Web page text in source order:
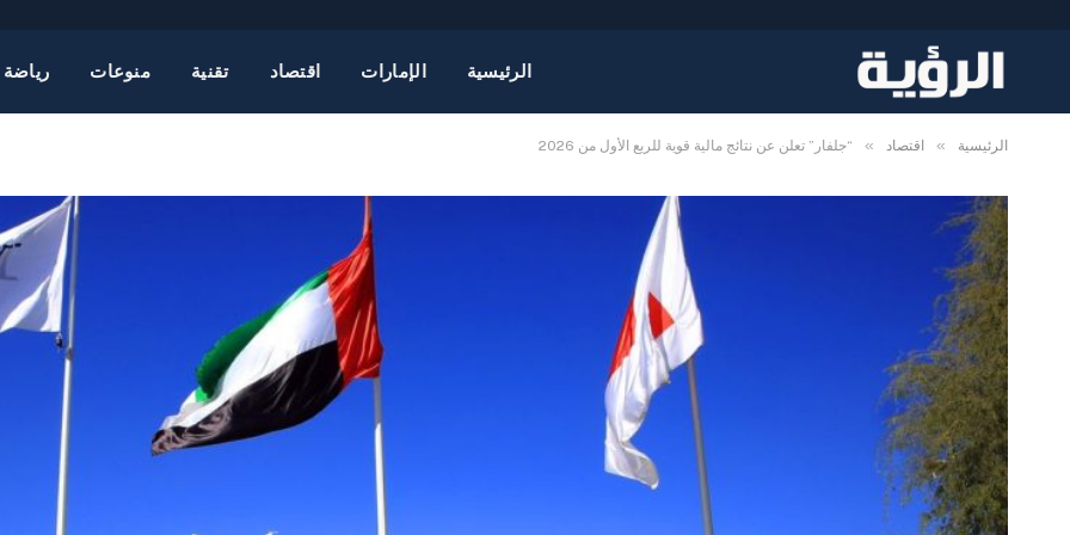
الرئيسية الإمارات اقتصاد تقنية منوعات رياضة
الرئيسية » اقتصاد » “جلفار” تعلن عن نتائج مالية قوية للربع الأول من 2026